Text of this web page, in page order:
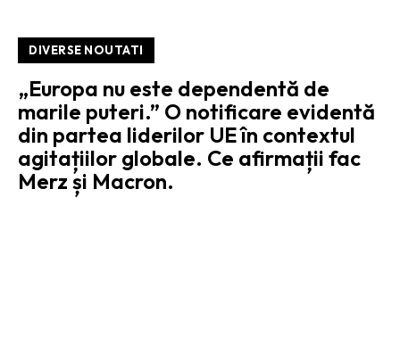
DIVERSE NOUTATI
„Europa nu este dependentă de
marile puteri.” O notificare evidentă
din partea liderilor UE în contextul
agitațiilor globale. Ce afirmații fac
Merz și Macron.